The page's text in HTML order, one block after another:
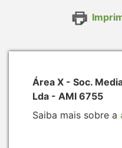
Área X - Soc.
Lda - AMI 6755
Saiba mais sobre a